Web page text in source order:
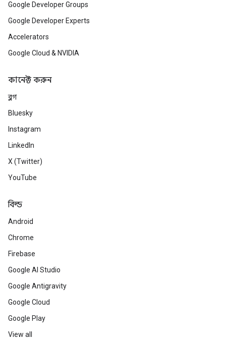
Google Developer Groups
Google Developer Experts
Accelerators
Google Cloud & NVIDIA
কানেক্ট করুন
ব্লগ
Bluesky
Instagram
LinkedIn
X (Twitter)
YouTube
বিল্ড
Android
Chrome
Firebase
Google AI Studio
Google Antigravity
Google Cloud
Google Play
View all